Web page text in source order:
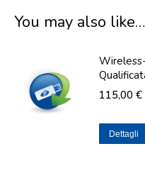
You may also like…
115,00 €
Dettagli